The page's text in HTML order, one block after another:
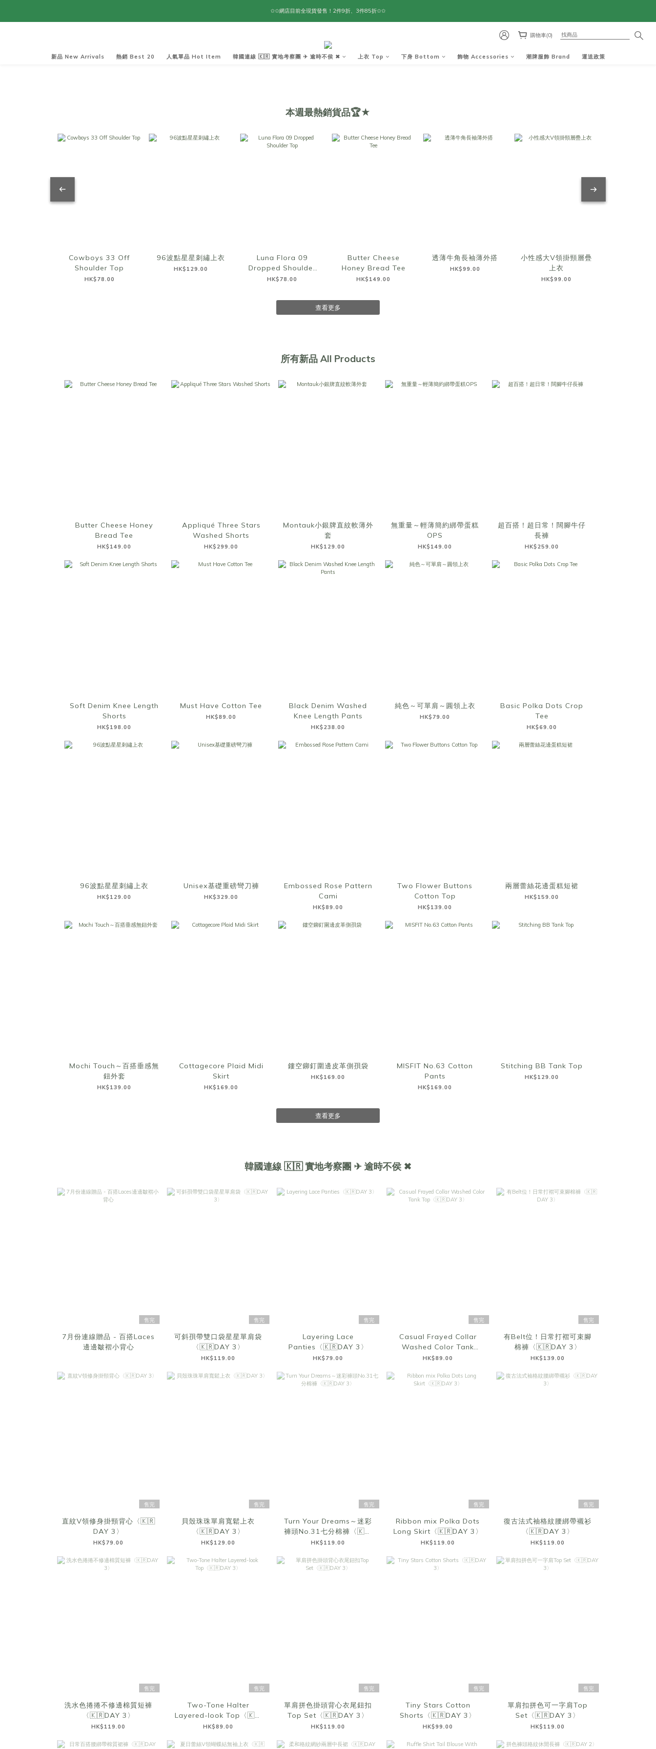
✩✩網店目前全現貨發售！2件9折、3件85折✩✩
購物車(0)
新品 New Arrivals 熱銷 Best 20 人氣單品 Hot Item 韓國連線 🇰🇷 實地考察團 ✈ 逾時不侯 ✖︎ 上衣 Top 下身 Bottom 飾物 Accessories 潮牌服飾 Brand 運送政策
本週最熱銷貨品🏆★
Cowboys 33 Off
Shoulder Top
HK$78.00
96波點星星刺繡上衣
HK$129.00
Luna Flora 09
Dropped Shoulder
Top
HK$78.00
Butter Cheese
Honey Bread Tee
HK$149.00
透薄牛角長袖薄外搭
HK$99.00
小性感大V領掛頸層疊
上衣
HK$99.00
查看更多
所有新品 All Products
Butter Cheese Honey
Bread Tee
HK$149.00
Appliqué Three Stars
Washed Shorts
HK$299.00
Montauk小銀牌直紋軟薄外
套
HK$129.00
無重量～輕薄簡約綁帶蛋糕
OPS
HK$149.00
超百搭！超日常！闊腳牛仔
長褲
HK$259.00
Soft Denim Knee Length
Shorts
HK$198.00
Must Have Cotton Tee
HK$89.00
Black Denim Washed
Knee Length Pants
HK$238.00
純色～可單肩～圓領上衣
HK$79.00
Basic Polka Dots Crop
Tee
HK$69.00
96波點星星刺繡上衣
HK$129.00
Unisex基礎重磅彎刀褲
HK$329.00
Embossed Rose Pattern
Cami
HK$89.00
Two Flower Buttons
Cotton Top
HK$139.00
兩層蕾絲花邊蛋糕短裙
HK$159.00
Mochi Touch～百搭垂感無
鈕外套
HK$139.00
Cottagecore Plaid Midi
Skirt
HK$169.00
鏤空鉚釘圍邊皮革側孭袋
HK$169.00
MISFIT No.63 Cotton
Pants
HK$169.00
Stitching BB Tank Top
HK$129.00
查看更多
韓國連線 🇰🇷 實地考察團 ✈ 逾時不侯 ✖︎
售完
7月份連線贈品 - 百搭Laces
邊邊皺褶小背心
售完
可斜孭帶雙口袋星星單肩袋
〈🇰🇷DAY 3〉
HK$119.00
售完
Layering Lace
Panties〈🇰🇷DAY 3〉
HK$79.00
售完
Casual Frayed Collar
Washed Color Tank
Top〈🇰🇷DAY 3〉
HK$89.00
售完
有Belt位！日常打褶可束腳
棉褲〈🇰🇷DAY 3〉
HK$139.00
售完
直紋V領修身掛頸背心〈🇰🇷
DAY 3〉
HK$79.00
售完
貝殼珠珠單肩寬鬆上衣
〈🇰🇷DAY 3〉
HK$129.00
售完
Turn Your Dreams～迷彩
褲頭No.31七分棉褲〈🇰🇷
DAY 3〉
HK$119.00
售完
Ribbon mix Polka Dots
Long Skirt〈🇰🇷DAY 3〉
HK$119.00
售完
復古法式袖格紋腰綁帶襯衫
〈🇰🇷DAY 3〉
HK$119.00
售完
洗水色捲捲不修邊棉質短褲
〈🇰🇷DAY 3〉
HK$119.00
售完
Two-Tone Halter
Layered-look Top〈🇰🇷
DAY 3〉
HK$89.00
售完
單肩拼色掛頭背心衣尾鈕扣
Top Set〈🇰🇷DAY 3〉
HK$119.00
售完
Tiny Stars Cotton
Shorts〈🇰🇷DAY 3〉
HK$99.00
售完
單肩扣拼色可一字肩Top
Set〈🇰🇷DAY 3〉
HK$119.00